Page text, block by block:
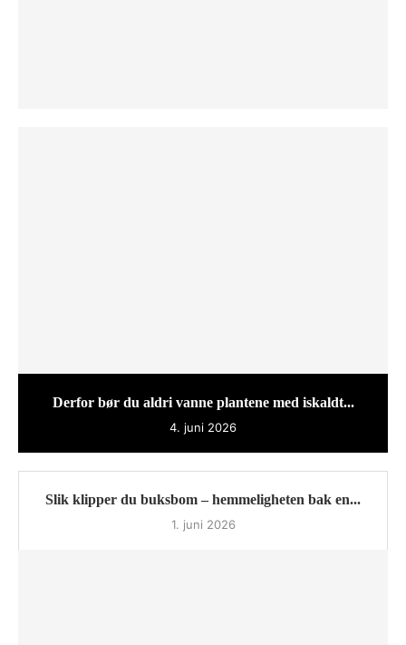
Derfor bør du aldri vanne plantene med iskaldt...
4. juni 2026
Slik klipper du buksbom – hemmeligheten bak en...
1. juni 2026